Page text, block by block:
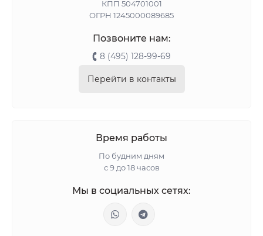
КПП 504701001
ОГРН 1245000089685
Позвоните нам:
8 (495) 128-99-69
Перейти в контакты
Время работы
По будним дням
с 9 до 18 часов
Мы в социальных сетях: